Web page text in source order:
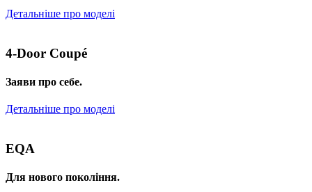
Детальніше про моделі
4-Door Coupé
Заяви про себе.
Детальніше про моделі
EQA
Для нового покоління.